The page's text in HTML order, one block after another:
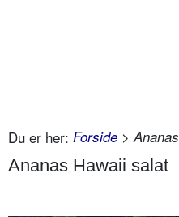
Du er her: Forside >
Ananas Hawaii salat